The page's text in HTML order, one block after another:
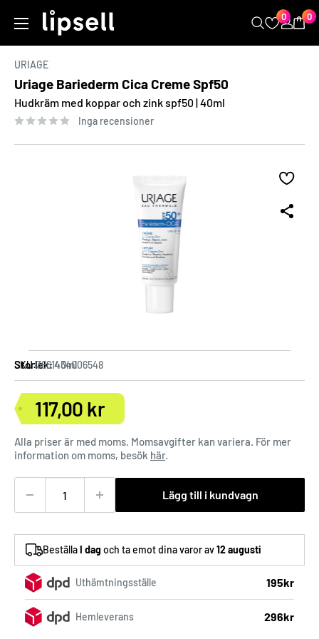
innehåll
LIPSELL 0 0
URIAGE
Uriage Bariederm Cica Creme Spf50
Hudkräm med koppar och zink spf50 | 40ml
Inga recensioner
SKU:3661434006548
Storlek:40ml
Försäljningspris
117,00 kr
Alla priser är med moms. Momsavgifter kan variera. För mer
information om moms, besök här.
Lägg till i kundvagn
BeställaI dagoch ta emot dina varor av12 augusti
Uthämtningsställe 195kr
Hemleverans 296kr